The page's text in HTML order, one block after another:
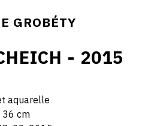
GROBÉTY
- 2015
aquarelle
36 cm